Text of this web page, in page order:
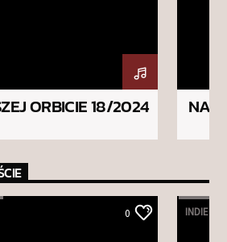
ORBICIE 18/2024 NA
0 INDIE